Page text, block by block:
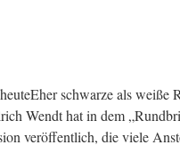
schwarze als weiße
Wendt hat in dem
veröffentlich, die viele